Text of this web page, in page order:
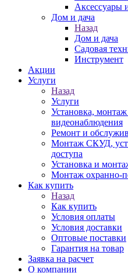
Аксессуары
Дом и дача
Назад
Дом и дача
Садовая
Инструмент
Акции
Услуги
Назад
Услуги
Установка,
видеонаблюдения
Ремонт и
Монтаж СКУД,
доступа
Установка и
Монтаж охранно-
Как купить
Назад
Как купить
Условия оплаты
Условия доставки
Оптовые поставки
Гарантия на товар
Заявка на расчет
О компании